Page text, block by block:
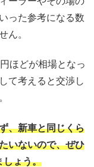
った参考になる数
ん。
ほどが相場となっ
て考えると交渉し
、新車と同じくら
いないので、ぜひ
しょう。